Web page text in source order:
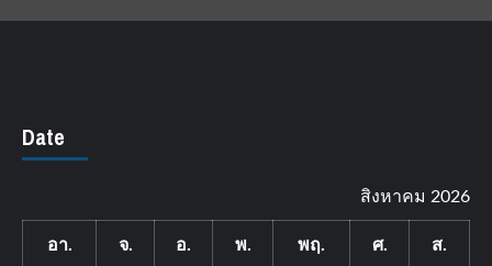
Date
สิงหาคม 2026
อา. จ. อ. พ. พฤ. ศ. ส.